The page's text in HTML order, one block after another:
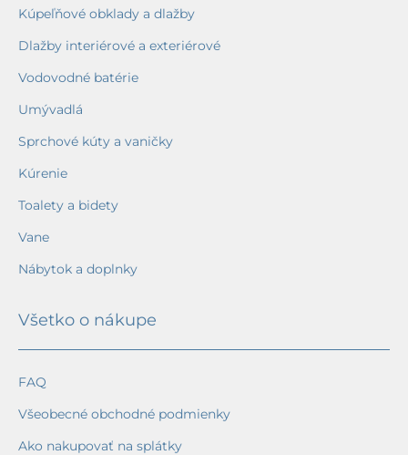
Kúpeľňové obklady a dlažby
Dlažby interiérové a exteriérové
Vodovodné batérie
Umývadlá
Sprchové kúty a vaničky
Kúrenie
Toalety a bidety
Vane
Nábytok a doplnky
Všetko o nákupe
FAQ
Všeobecné obchodné podmienky
Ako nakupovať na splátky